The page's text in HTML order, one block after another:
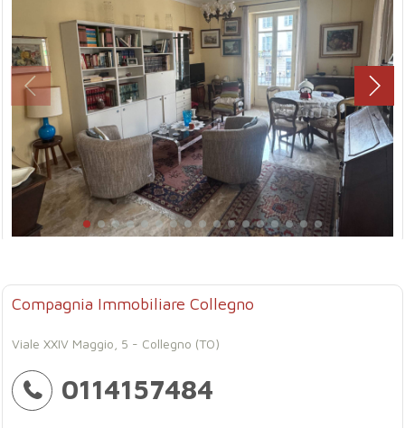
Compagnia Immobiliare Collegno
Viale XXIV Maggio, 5 - Collegno (TO)
0114157484